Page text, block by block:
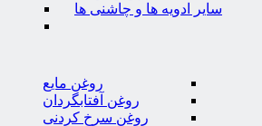
سایر ادویه ها و چاشنی ها
روغن مایع
روغن آفتابگردان
روغن سرخ کردنی